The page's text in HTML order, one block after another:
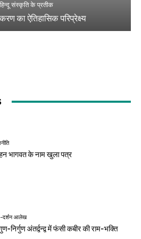
हिन्दू संस्कृति के प्रतीक
का ऐतिहासिक परिप्रेक्ष्य
भागवत के नाम खुला पत्र
दर्शन आलेख
निर्गुण अंतर्द्वन्द्व में फंसी कबीर की राम-भक्ति